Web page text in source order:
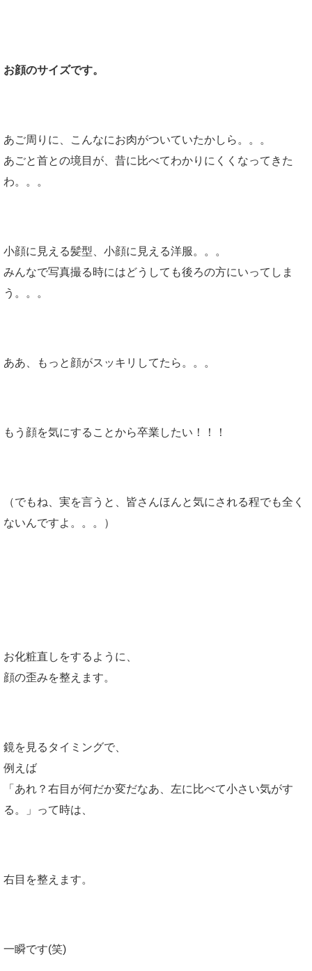
お顔のサイズです。
あご周りに、こんなにお肉がついていたかしら。。。
あごと首との境目が、昔に比べてわかりにくくなってきた
わ。。。
小顔に見える髪型、小顔に見える洋服。。。
みんなで写真撮る時にはどうしても後ろの方にいってしま
う。。。
ああ、もっと顔がスッキリしてたら。。。
もう顔を気にすることから卒業したい！！！
（でもね、実を言うと、皆さんほんと気にされる程でも全く
ないんですよ。。。）
お化粧直しをするように、
顔の歪みを整えます。
鏡を見るタイミングで、
例えば
「あれ？右目が何だか変だなあ、左に比べて小さい気がす
る。」って時は、
右目を整えます。
一瞬です(笑)